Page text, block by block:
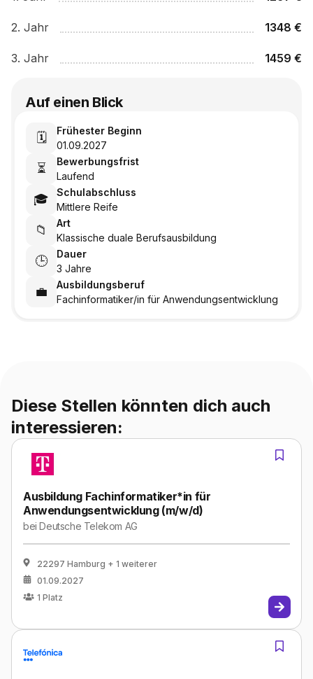
2. Jahr 1348 €
3. Jahr 1459 €
Auf einen Blick
🗓️
Frühester Beginn
01.09.2027
⏳
Bewerbungsfrist
Laufend
🎓
Schulabschluss
Mittlere Reife
📁
Art
Klassische duale Berufsausbildung
🕒
Dauer
3 Jahre
💼
Ausbildungsberuf
Fachinformatiker/in für Anwendungsentwicklung
Diese Stellen könnten dich auch
interessieren:
Ausbildung Fachinformatiker*in für
Anwendungsentwicklung (m/w/d)
beiDeutsche Telekom AG
22297 Hamburg + 1 weiterer
01.09.2027
1 Platz